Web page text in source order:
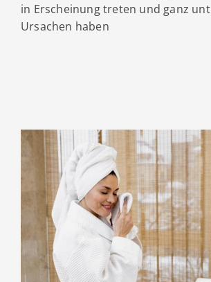
in Erscheinung treten und ganz
Ursachen haben